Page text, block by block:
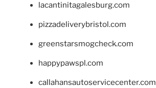
lacantinitagalesburg.com
pizzadeliverybristol.com
greenstarsmogcheck.com
happypawspl.com
callahansautoservicecenter.com